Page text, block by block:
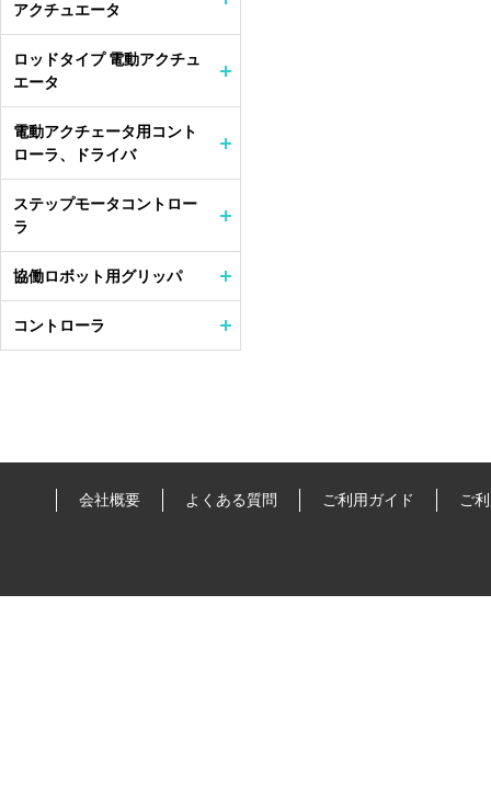
アクチュエータ
ロッドタイプ 電動アクチュ
エータ
電動アクチェータ用コント
ローラ、ドライバ
ステップモータコントロー
ラ
協働ロボット用グリッパ
コントローラ
会社概要 よくある質問 ご利用ガイド ご